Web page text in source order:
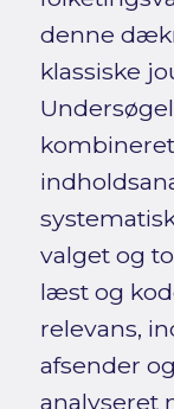
denne
klassiske
valget og
læst og
relevans,
afsender
analyseret